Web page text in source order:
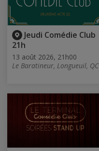
Jeudi Comédie Club
21h
13 août 2026, 21h00
Le Baratineur, Longueuil, QC